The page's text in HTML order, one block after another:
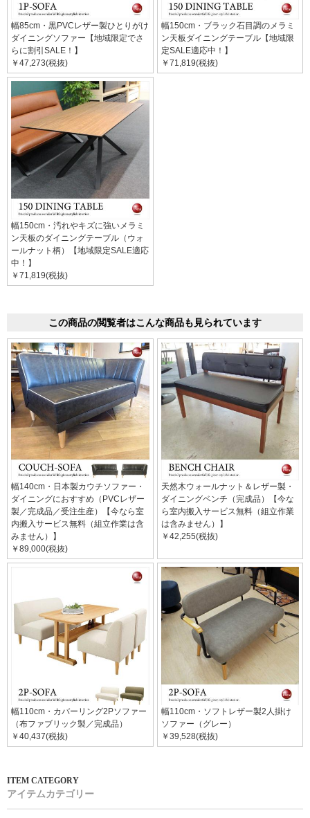
幅85cm・黒PVCレザー製ひとりがけ
ダイニングソファー【地域限定でさ
らに割引SALE！】
￥47,273(税抜)
幅150cm・ブラック石目調のメラミ
ン天板ダイニングテーブル【地域限
定SALE適応中！】
￥71,819(税抜)
幅150cm・汚れやキズに強いメラミ
ン天板のダイニングテーブル（ウォ
ールナット柄）【地域限定SALE適応
中！】
￥71,819(税抜)
この商品の閲覧者はこんな商品も見られています
幅140cm・日本製カウチソファー・
ダイニングにおすすめ（PVCレザー
製／完成品／受注生産）【今なら室
内搬入サービス無料（組立作業は含
みません）】
￥89,000(税抜)
天然木ウォールナット＆レザー製・
ダイニングベンチ（完成品）【今な
ら室内搬入サービス無料（組立作業
は含みません）】
￥42,255(税抜)
幅110cm・カバーリング2Pソファー
（布ファブリック製／完成品）
￥40,437(税抜)
幅110cm・ソフトレザー製2人掛け
ソファー（グレー）
￥39,528(税抜)
アイテムカテゴリー